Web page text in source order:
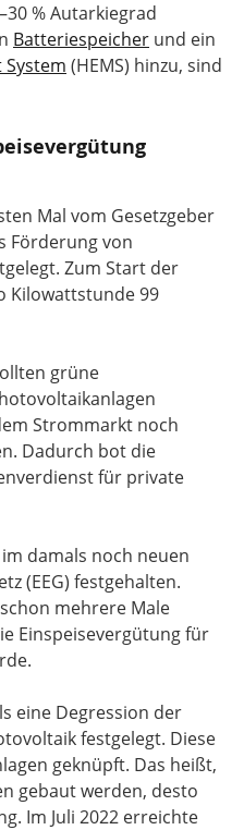
% Autarkiegrad
Batteriespeicher und ein
(HEMS) hinzu, sind
Mal vom Gesetzgeber
Förderung von
Zum Start der
Kilowattstunde 99
grüne
Strommarkt noch
Dadurch bot die
für private
damals noch neuen
(EEG) festgehalten.
mehrere Male
Einspeisevergütung für
eine Degression der
festgelegt. Diese
geknüpft. Das heißt,
gebaut werden, desto
Im Juli 2022 erreichte